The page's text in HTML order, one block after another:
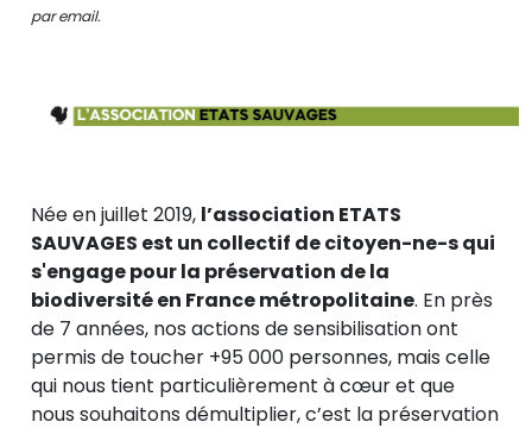
par email.
Née en juillet 2019, l’association ETATS
SAUVAGES est un collectif de citoyen-ne-s qui
s'engage pour la préservation de la
biodiversité en France métropolitaine. En près
de 7 années, nos actions de sensibilisation ont
permis de toucher +95 000 personnes, mais celle
qui nous tient particulièrement à cœur et que
nous souhaitons démultiplier, c’est la préservation